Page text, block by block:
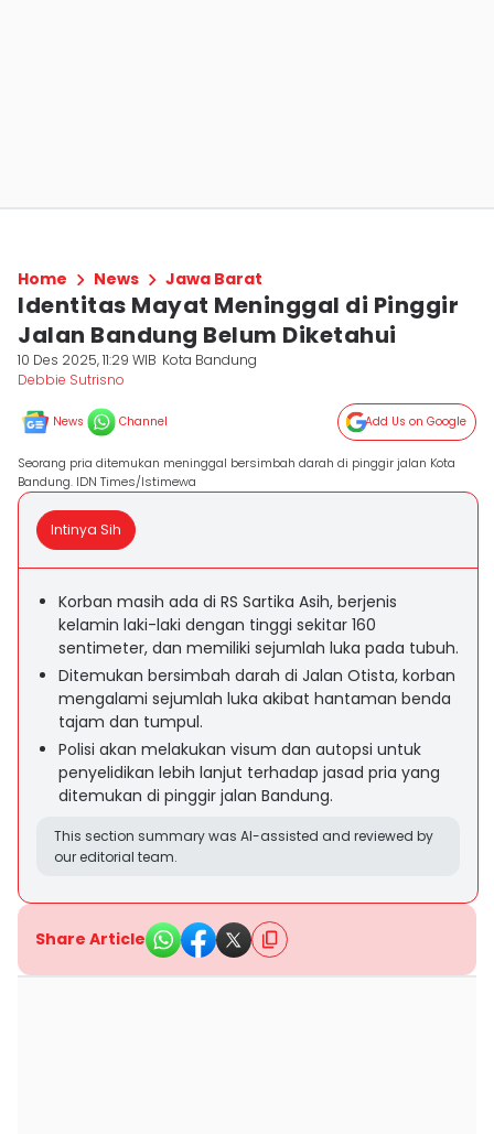
Home News Jawa Barat
Identitas Mayat Meninggal di Pinggir
Jalan Bandung Belum Diketahui
10 Des 2025, 11:29 WIB Kota Bandung
Debbie Sutrisno
News Channel Add Us on Google
Seorang pria ditemukan meninggal bersimbah darah di pinggir jalan Kota
Bandung. IDN Times/Istimewa
Intinya Sih
Korban masih ada di RS Sartika Asih, berjenis
kelamin laki-laki dengan tinggi sekitar 160
sentimeter, dan memiliki sejumlah luka pada tubuh.
Ditemukan bersimbah darah di Jalan Otista, korban
mengalami sejumlah luka akibat hantaman benda
tajam dan tumpul.
Polisi akan melakukan visum dan autopsi untuk
penyelidikan lebih lanjut terhadap jasad pria yang
ditemukan di pinggir jalan Bandung.
This section summary was AI-assisted and reviewed by
our editorial team.
Share Article